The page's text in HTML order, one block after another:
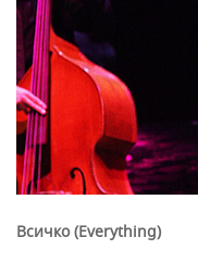
Всичко (Everything)